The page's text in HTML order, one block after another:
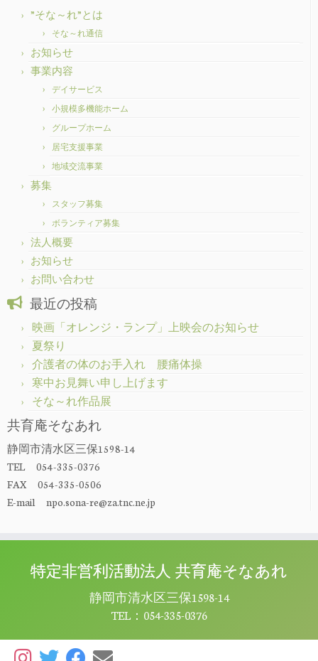
”そな～れ”とは
そな～れ通信
お知らせ
事業内容
デイサービス
小規模多機能ホーム
グループホーム
居宅支援事業
地域交流事業
募集
スタッフ募集
ボランティア募集
法人概要
お知らせ
お問い合わせ
最近の投稿
映画「オレンジ・ランプ」上映会のお知らせ
夏祭り
介護者の体のお手入れ 腰痛体操
寒中お見舞い申し上げます
そな～れ作品展
共育庵そなあれ
静岡市清水区三保1598-14
TEL 054-335-0376
FAX 054-335-0506
E-mail npo.sona-re@za.tnc.ne.jp
特定非営利活動法人 共育庵そなあれ
静岡市清水区三保1598-14
TEL：054-335-0376